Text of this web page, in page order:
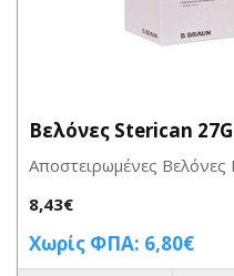
Βελόνες Sterican
Αποστειρωμένες
8,43€
Χωρίς ΦΠΑ: 6,80€